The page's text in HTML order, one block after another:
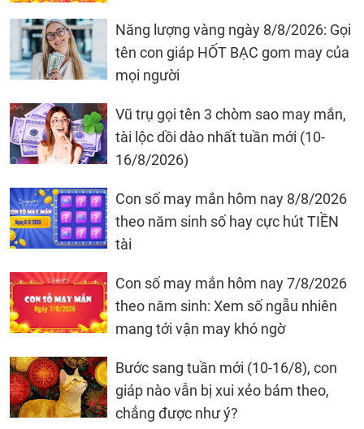
Năng lượng vàng ngày 8/8/2026: Gọi
tên con giáp HỐT BẠC gom may của
mọi người
Vũ trụ gọi tên 3 chòm sao may mắn,
tài lộc dồi dào nhất tuần mới (10-
16/8/2026)
Con số may mắn hôm nay 8/8/2026
theo năm sinh số hay cực hút TIỀN
tài
Con số may mắn hôm nay 7/8/2026
theo năm sinh: Xem số ngẫu nhiên
mang tới vận may khó ngờ
Bước sang tuần mới (10-16/8), con
giáp nào vẫn bị xui xẻo bám theo,
chẳng được như ý?